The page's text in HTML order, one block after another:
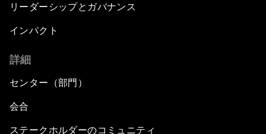
リーダーシップとガバナンス
インパクト
詳細
センター（部門）
会合
ステークホルダーのコミュニティ